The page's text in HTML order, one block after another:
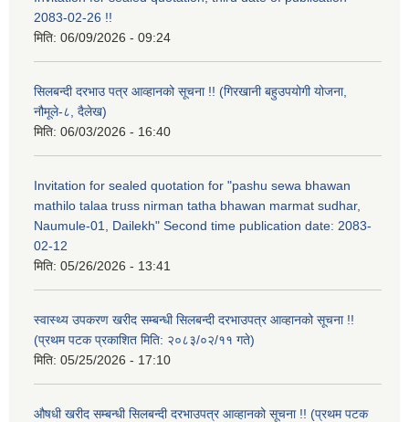
2083-02-26 !!
मिति: 06/09/2026 - 09:24
सिलबन्दी दरभाउ पत्र आव्हानको सूचना !! (गिरखानी बहुउपयोगी योजना,
नौमूले-८, दैलेख)
मिति: 06/03/2026 - 16:40
Invitation for sealed quotation for "pashu sewa bhawan
mathilo talaa truss nirman tatha bhawan marmat sudhar,
Naumule-01, Dailekh" Second time publication date: 2083-
02-12
मिति: 05/26/2026 - 13:41
स्वास्थ्य उपकरण खरीद सम्बन्धी सिलबन्दी दरभाउपत्र आव्हानको सूचना !!
(प्रथम पटक प्रकाशित मिति: २०८३/०२/११ गते)
मिति: 05/25/2026 - 17:10
औषधी खरीद सम्बन्धी सिलबन्दी दरभाउपत्र आव्हानको सूचना !! (प्रथम पटक